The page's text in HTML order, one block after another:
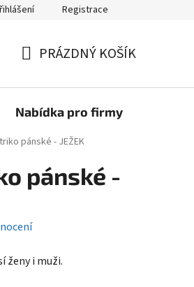
Registrace
KOŠÍK
PRÁZDNÝ KOŠÍK
Nabídka pro firmy
pánské - JEŽEK
pánské -
ženy i muži.